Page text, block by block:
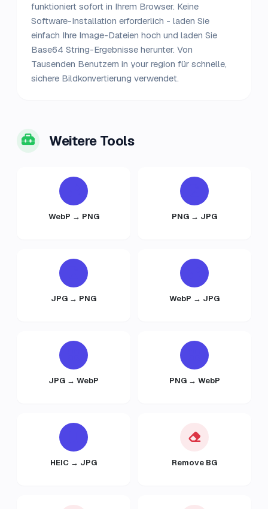
funktioniert sofort in Ihrem Browser. Keine
Software-Installation erforderlich - laden Sie
einfach Ihre Image-Dateien hoch und laden Sie
Base64 String-Ergebnisse herunter. Von
Tausenden Benutzern in your region für schnelle,
sichere Bildkonvertierung verwendet.
Weitere Tools
WebP → PNG PNG → JPG
JPG → PNG WebP → JPG
JPG → WebP PNG → WebP
HEIC → JPG Remove BG